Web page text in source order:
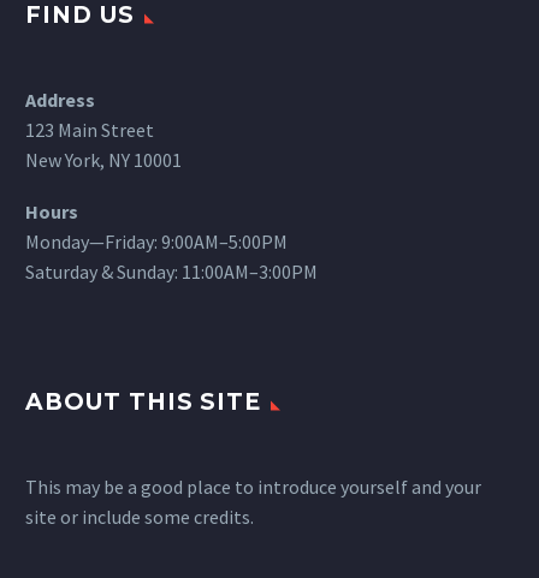
FIND US
Address
123 Main Street
New York, NY 10001
Hours
Monday—Friday: 9:00AM–5:00PM
Saturday & Sunday: 11:00AM–3:00PM
ABOUT THIS SITE
This may be a good place to introduce yourself and your
site or include some credits.